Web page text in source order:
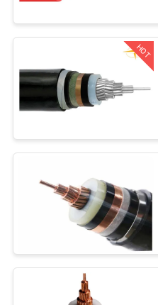
FABRIK
KONTAKT
NACHRICHTEN
REFERENZEN
PVC-
HOT